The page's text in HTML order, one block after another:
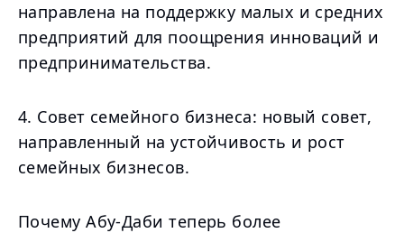
направлена на поддержку малых и средних
предприятий для поощрения инноваций и
предпринимательства.
4. Совет семейного бизнеса: новый совет,
направленный на устойчивость и рост
семейных бизнесов.
Почему Абу-Даби теперь более